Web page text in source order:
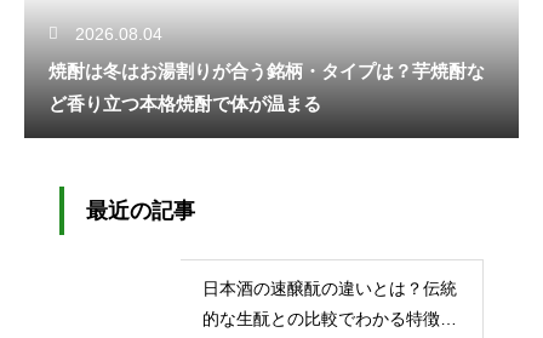
2026.08.04
焼酎は冬はお湯割りが合う銘柄・タイプは？芋焼酎な
ど香り立つ本格焼酎で体が温まる
最近の記事
日本酒の速醸酛の違いとは？伝統
的な生酛との比較でわかる特徴を